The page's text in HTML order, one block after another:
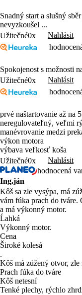
Snadný start a slušný
nevyzkoušel ...
Užitečné0x
Nahlásit
Spokojenost s možnosti
Užitečné0x
Nahlásit
prvé naštartovanie až na
neregulovateľný, veľmi
manévrovanie medzi
výkon motora
výbava veľkosť koša
Užitečné0x
Nahlásit
hodnocená
Ing.ján
Kôš sa zle vysýpa, má
vám fúka prach do tváre.
a má výkonný motor.
Ĺahká
Výkonný motor.
Cena
Široké kolesá
.
Kôš má zúžený otvor, zle
Prach fúka do tváre
Kôš netesní
Tenké plechy, rýchlo